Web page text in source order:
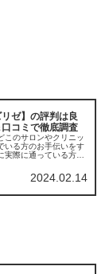
ゼ】の評判は良
コミで徹底調査
このサロンやクリニッ
いる方のお手伝いをす
際に通っている方の
2024.02.14